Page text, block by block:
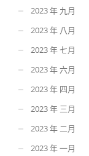
2023 年 九月
2023 年 八月
2023 年 七月
2023 年 六月
2023 年 四月
2023 年 三月
2023 年 二月
2023 年 一月